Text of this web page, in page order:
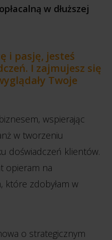
w dłuższej
i pasję, jesteś
I zajmujesz się
Twoje
wspierając
w tworzeniu
doświadczeń klientów.
opieram na
które zdobyłam w
o strategicznym